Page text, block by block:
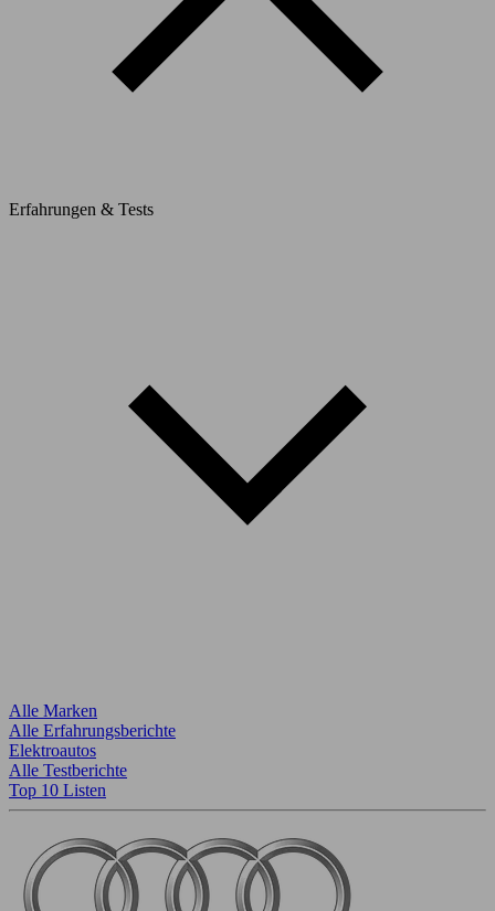
Erfahrungen & Tests
Alle Marken
Alle Erfahrungsberichte
Elektroautos
Alle Testberichte
Top 10 Listen